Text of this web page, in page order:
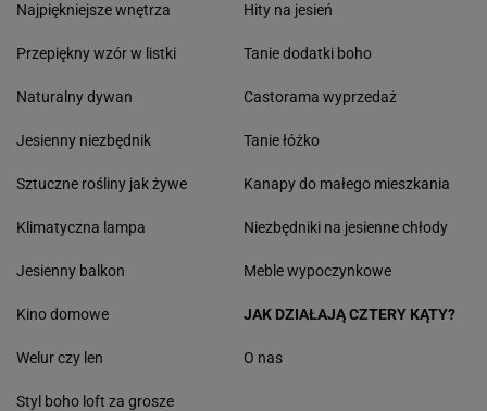
Najpiękniejsze wnętrza
Przepiękny wzór w listki
Naturalny dywan
Jesienny niezbędnik
Sztuczne rośliny jak żywe
Klimatyczna lampa
Jesienny balkon
Hity na jesień
Tanie dodatki boho
Castorama wyprzedaż
Tanie łóżko
Kanapy do małego mieszkania
Niezbędniki na jesienne chłody
Meble wypoczynkowe
Kino domowe
Welur czy len
Styl boho loft za grosze
JAK DZIAŁAJĄ CZTERY KĄTY?
O nas